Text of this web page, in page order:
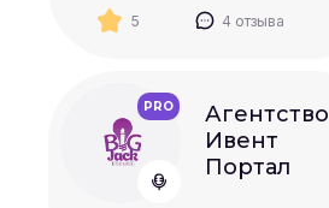
5 4 отзыва
PRO
Агентство
Ивент
Портал